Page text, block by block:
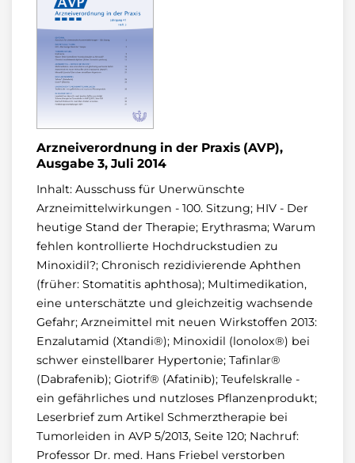
Arzneiverordnung in der Praxis (AVP),
Ausgabe 3, Juli 2014
Inhalt: Ausschuss für Unerwünschte
Arzneimittelwirkungen - 100. Sitzung; HIV - Der
heutige Stand der Therapie; Erythrasma; Warum
fehlen kontrollierte Hochdruckstudien zu
Minoxidil?; Chronisch rezidivierende Aphthen
(früher: Stomatitis aphthosa); Multimedikation,
eine unterschätzte und gleichzeitig wachsende
Gefahr; Arzneimittel mit neuen Wirkstoffen 2013:
Enzalutamid (Xtandi®); Minoxidil (lonolox®) bei
schwer einstellbarer Hypertonie; Tafinlar®
(Dabrafenib); Giotrif® (Afatinib); Teufelskralle -
ein gefährliches und nutzloses Pflanzenprodukt;
Leserbrief zum Artikel Schmerztherapie bei
Tumorleiden in AVP 5/2013, Seite 120; Nachruf:
Professor Dr. med. Hans Friebel verstorben